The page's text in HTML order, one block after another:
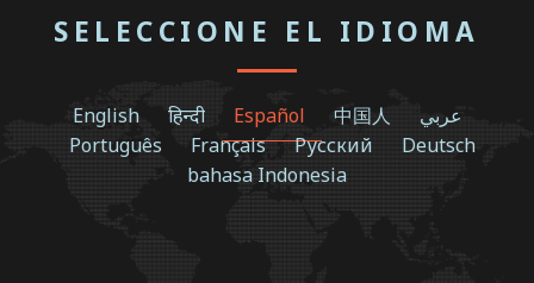
SELECCIONE EL IDIOMA
English हिन्दी Español 中国人
عربي
Português
Français Русский
Deutsch
bahasa Indonesia